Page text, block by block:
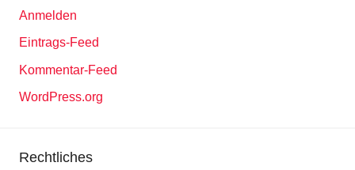
Anmelden
Eintrags-Feed
Kommentar-Feed
WordPress.org
Rechtliches